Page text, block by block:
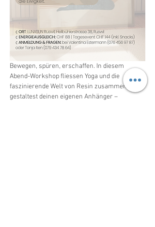
Bewegen, spüren, erschaffen. In diesem
Abend-Workshop fliessen Yoga und die
faszinierende Welt von Resin zusammen. Du
gestaltest deinen eigenen Anhänger –